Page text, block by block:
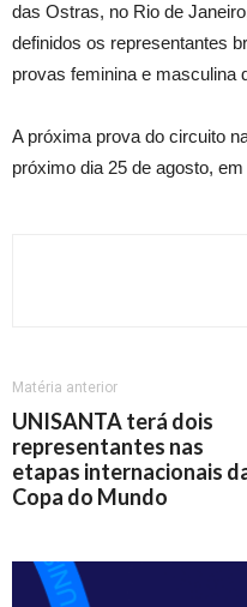
das Ostras, no Rio de
definidos os representantes
provas feminina e masculina
A próxima prova do circuito
próximo dia 25 de agosto,
Matéria anterior
UNISANTA terá dois
representantes nas
etapas internacionais
Copa do Mundo